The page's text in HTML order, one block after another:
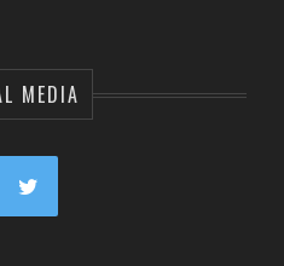
MEDIA